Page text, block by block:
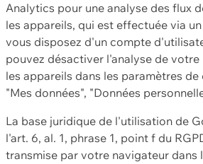
Analytics pour une analyse des flux
les appareils, qui est effectuée via
vous disposez d'un compte
pouvez désactiver l'analyse de
les appareils dans les paramètres
"Mes données", "Données
La base juridique de l'utilisation de
l'art. 6, al. 1, phrase 1, point f du
transmise par votre navigateur dans